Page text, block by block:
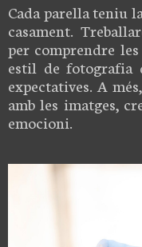
Cada parella teniu
casament.
per comprendre
estil de fotografia
expectatives. A
amb les imatges,
emocioni.